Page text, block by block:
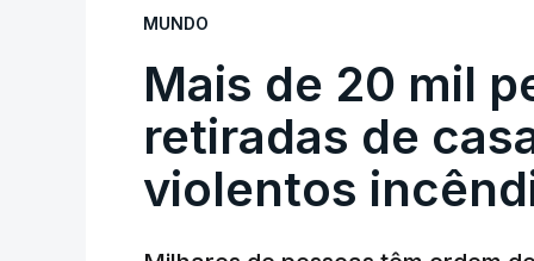
MUNDO
Mais de 20 mil
retiradas de
violentos